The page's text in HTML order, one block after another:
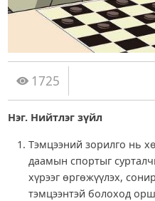
1725
Нэг. Нийтлэг зүйл
Тэмцээний зорилго нь
даамын спортыг
хүрээг өргөжүүлэх,
тэмцээнтэй болоход